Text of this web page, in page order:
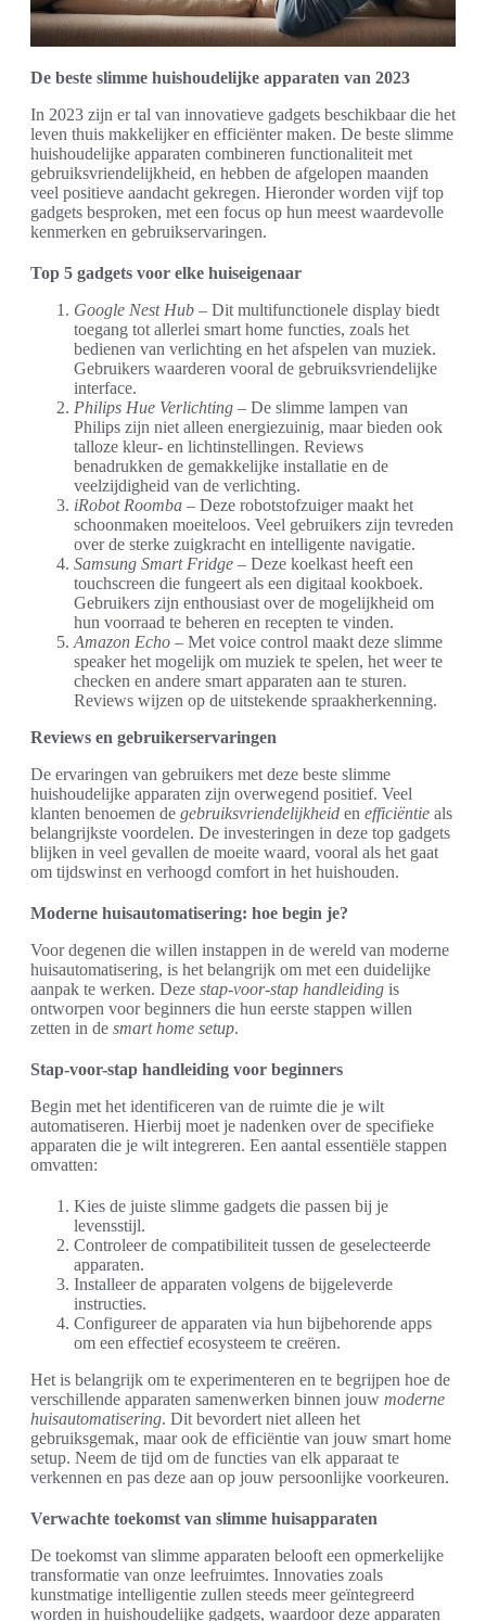
De beste slimme huishoudelijke apparaten van 2023
In 2023 zijn er tal van innovatieve gadgets beschikbaar die het
leven thuis makkelijker en efficiënter maken. De beste slimme
huishoudelijke apparaten combineren functionaliteit met
gebruiksvriendelijkheid, en hebben de afgelopen maanden
veel positieve aandacht gekregen. Hieronder worden vijf top
gadgets besproken, met een focus op hun meest waardevolle
kenmerken en gebruikservaringen.
Top 5 gadgets voor elke huiseigenaar
Google Nest Hub – Dit multifunctionele display biedt
toegang tot allerlei smart home functies, zoals het
bedienen van verlichting en het afspelen van muziek.
Gebruikers waarderen vooral de gebruiksvriendelijke
interface.
Philips Hue Verlichting – De slimme lampen van
Philips zijn niet alleen energiezuinig, maar bieden ook
talloze kleur- en lichtinstellingen. Reviews
benadrukken de gemakkelijke installatie en de
veelzijdigheid van de verlichting.
iRobot Roomba – Deze robotstofzuiger maakt het
schoonmaken moeiteloos. Veel gebruikers zijn tevreden
over de sterke zuigkracht en intelligente navigatie.
Samsung Smart Fridge – Deze koelkast heeft een
touchscreen die fungeert als een digitaal kookboek.
Gebruikers zijn enthousiast over de mogelijkheid om
hun voorraad te beheren en recepten te vinden.
Amazon Echo – Met voice control maakt deze slimme
speaker het mogelijk om muziek te spelen, het weer te
checken en andere smart apparaten aan te sturen.
Reviews wijzen op de uitstekende spraakherkenning.
Reviews en gebruikerservaringen
De ervaringen van gebruikers met deze beste slimme
huishoudelijke apparaten zijn overwegend positief. Veel
klanten benoemen de gebruiksvriendelijkheid en efficiëntie als
belangrijkste voordelen. De investeringen in deze top gadgets
blijken in veel gevallen de moeite waard, vooral als het gaat
om tijdswinst en verhoogd comfort in het huishouden.
Moderne huisautomatisering: hoe begin je?
Voor degenen die willen instappen in de wereld van moderne
huisautomatisering, is het belangrijk om met een duidelijke
aanpak te werken. Deze stap-voor-stap handleiding is
ontworpen voor beginners die hun eerste stappen willen
zetten in de smart home setup.
Stap-voor-stap handleiding voor beginners
Begin met het identificeren van de ruimte die je wilt
automatiseren. Hierbij moet je nadenken over de specifieke
apparaten die je wilt integreren. Een aantal essentiële stappen
omvatten:
Kies de juiste slimme gadgets die passen bij je
levensstijl.
Controleer de compatibiliteit tussen de geselecteerde
apparaten.
Installeer de apparaten volgens de bijgeleverde
instructies.
Configureer de apparaten via hun bijbehorende apps
om een effectief ecosysteem te creëren.
Het is belangrijk om te experimenteren en te begrijpen hoe de
verschillende apparaten samenwerken binnen jouw moderne
huisautomatisering. Dit bevordert niet alleen het
gebruiksgemak, maar ook de efficiëntie van jouw smart home
setup. Neem de tijd om de functies van elk apparaat te
verkennen en pas deze aan op jouw persoonlijke voorkeuren.
Verwachte toekomst van slimme huisapparaten
De toekomst van slimme apparaten belooft een opmerkelijke
transformatie van onze leefruimtes. Innovaties zoals
kunstmatige intelligentie zullen steeds meer geïntegreerd
worden in huishoudelijke gadgets, waardoor deze apparaten